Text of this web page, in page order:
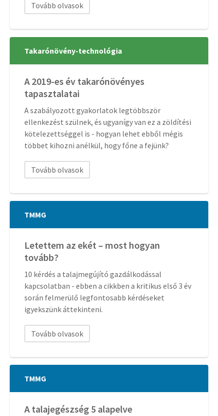
Tovább olvasok
Takarónövény-technológia
A 2019-es év takarónövényes
tapasztalatai
A szabályozott gyakorlatok legtöbbször
ellenkezést szülnek, és ugyanígy van ez a zöldítési
kötelezettséggel is - hogyan lehet ebből mégis
többet kihozni anélkül, hogy főne a fejünk?
Tovább olvasok
TMMG
Letettem az ekét – most hogyan
tovább?
10 kérdés a talajmegújító gazdálkodással
kapcsolatban - ebben a cikkben a kritikus első 3 év
során felmerülő legfontosabb kérdéseket
igyekszünk áttekinteni.
Tovább olvasok
TMMG
A talajegészség 5 alapelve